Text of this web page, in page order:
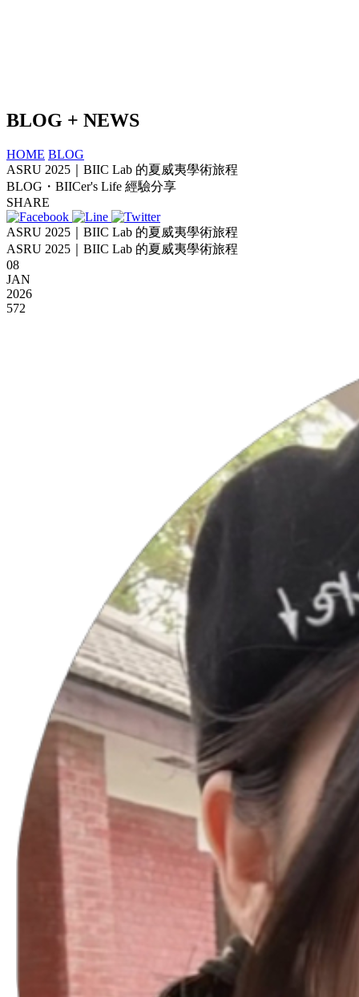
BLOG + NEWS
HOME BLOG
ASRU 2025｜BIIC Lab 的夏威夷學術旅程
BLOG・BIICer's Life 經驗分享
SHARE
ASRU 2025｜BIIC Lab 的夏威夷學術旅程
ASRU 2025｜BIIC Lab 的夏威夷學術旅程
08
JAN
2026
572